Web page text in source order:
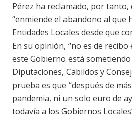
Pérez ha reclamado, por tanto,
“enmiende el abandono al que
Entidades Locales desde que
En su opinión, “no es de recibo
este Gobierno está
Diputaciones, Cabildos y
prueba es que “después de
pandemia, ni un solo euro de
todavía a los Gobiernos